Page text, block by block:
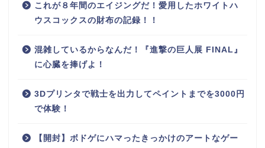
これが８年間のエイジングだ！愛用したホワイトハ
ウスコックスの財布の記録！！
混雑しているからなんだ！『進撃の巨人展 FINAL』
に心臓を捧げよ！
3Dプリンタで戦士を出力してペイントまでを3000円
で体験！
【開封】ボドゲにハマったきっかけのアートなゲー